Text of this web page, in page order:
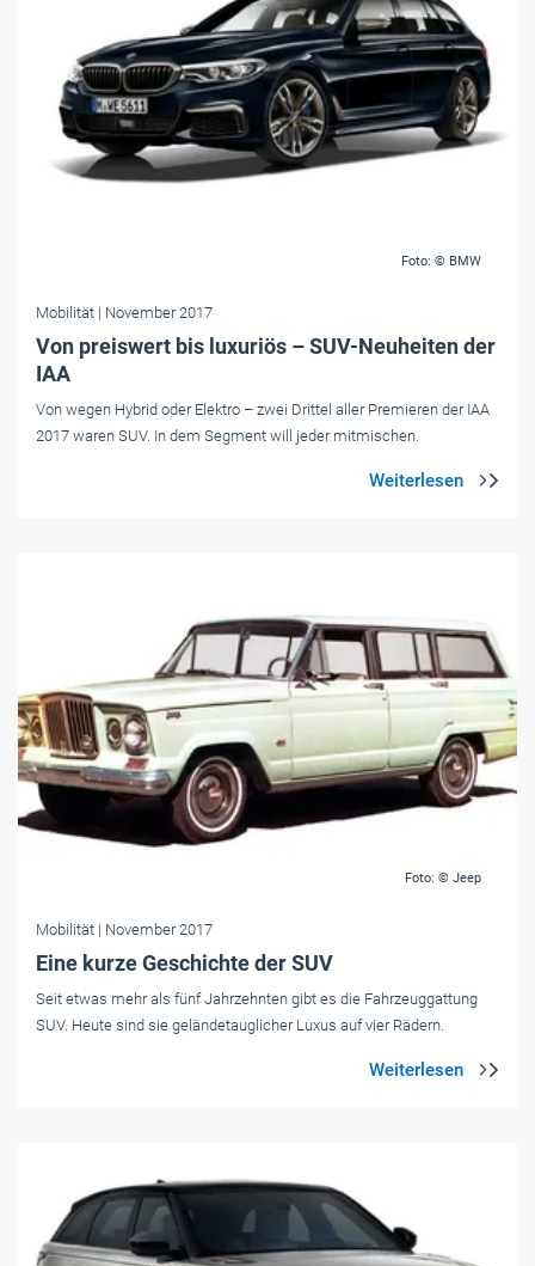
Foto: © BMW
Mobilität | November 2017
Von preiswert bis luxuriös – SUV-Neuheiten der
IAA
Von wegen Hybrid oder Elektro – zwei Drittel aller Premieren der IAA
2017 waren SUV. In dem Segment will jeder mitmischen.
Foto: © Jeep
Mobilität | November 2017
Eine kurze Geschichte der SUV
Seit etwas mehr als fünf Jahrzehnten gibt es die Fahrzeuggattung
SUV. Heute sind sie geländetauglicher Luxus auf vier Rädern.